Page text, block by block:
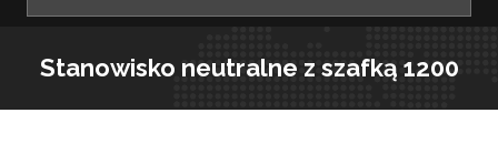
Stanowisko neutralne z szafką 1200